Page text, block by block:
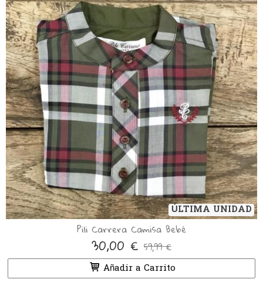
ÚLTIMA UNIDAD
Pili Carrera Camisa Bebé
30,00 € 59,99 €
Añadir a Carrito